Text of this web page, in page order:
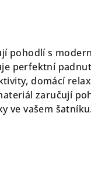
pohodlí s
perfektní
domácí
zaručují
ve vašem